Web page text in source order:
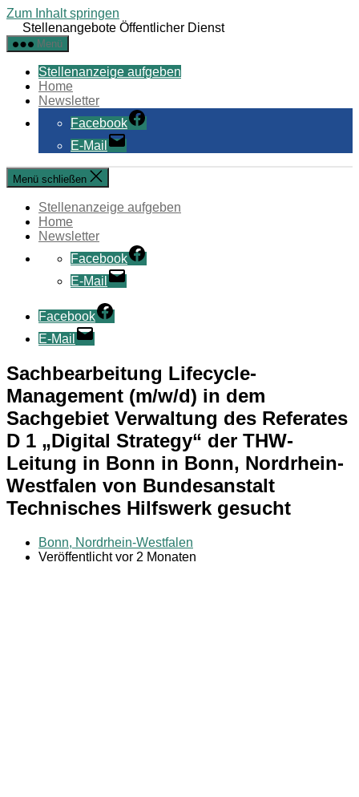
Zum Inhalt springen
Stellenangebote Öffentlicher Dienst
Menü
Stellenanzeige aufgeben
Home
Newsletter
Facebook
E-Mail
Menü schließen
Stellenanzeige aufgeben
Home
Newsletter
Facebook
E-Mail
Facebook
E-Mail
Sachbearbeitung Lifecycle-
Management (m/w/d) in dem
Sachgebiet Verwaltung des Referates
D 1 „Digital Strategy“ der THW-
Leitung in Bonn in Bonn, Nordrhein-
Westfalen von Bundesanstalt
Technisches Hilfswerk gesucht
Bonn, Nordrhein-Westfalen
Veröffentlicht vor 2 Monaten